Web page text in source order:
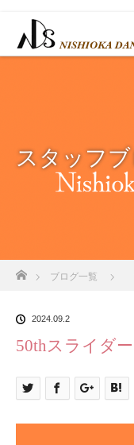
スタッフ
ブログ一覧
2024.09.2
50thスライダ